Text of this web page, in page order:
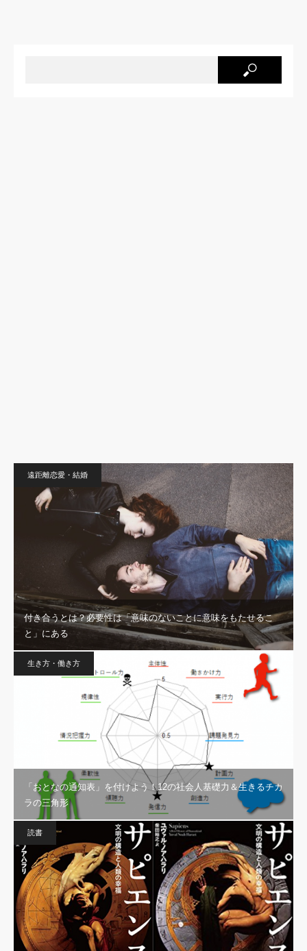
遠距離恋愛・結婚
付き合うとは？必要性は「意味のないことに意味をもたせるこ
と」にある
生き方・働き方
「おとなの通知表」を付けよう！12の社会人基礎力＆生きるチカ
ラの三角形
読書